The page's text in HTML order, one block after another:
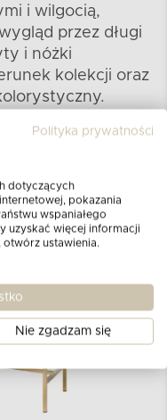
i wilgocią,
przez długi
i nóżki
kolekcji oraz
Polityka prywatności
dotyczących
pokazania
wspaniałego
uzyskać więcej informacji
ustawienia.
Nie zgadzam się